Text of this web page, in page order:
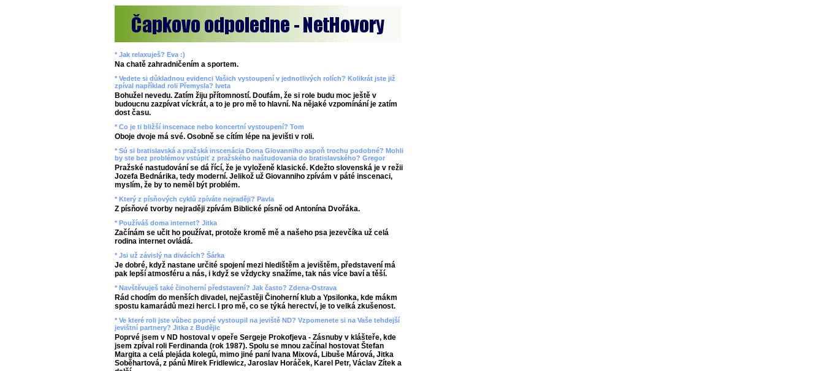
* Jak relaxuješ? Eva :)
Na chatě zahradničením a sportem.
* Vedete si důkladnou evidenci Vašich vystoupení v jednotlivých rolích? Kolikrát jste již
zpíval například roli Přemysla? Iveta
Bohužel nevedu. Zatím žiju přítomností. Doufám, že si role budu moc ještě v
budoucnu zazpívat víckrát, a to je pro mě to hlavní. Na nějaké vzpomínání je zatím
dost času.
* Co je ti bližší inscenace nebo koncertní vystoupení? Tom
Oboje dvoje má své. Osobně se cítím lépe na jevišti v roli.
* Sú si bratislavská a pražská inscenácia Dona Giovanniho aspoň trochu podobné? Mohli
by ste bez problémov vstúpiť z pražského naštudovania do bratislavského? Gregor
Pražské nastudování se dá řící, že je vyloženě klasické. Kdežto slovenská je v režii
Jozefa Bednárika, tedy moderní. Jelikož už Giovanniho zpívám v páté inscenaci,
myslím, že by to neměl být problém.
* Který z písňových cyklů zpíváte nejraději? Pavla
Z písňové tvorby nejraději zpívám Biblické písně od Antonína Dvořáka.
* Používáš doma internet? Jitka
Začínám se učit ho používat, protože kromě mě a našeho psa jezevčíka už celá
rodina internet ovládá.
* Jsi už závislý na divácích? Šárka
Je dobré, když nastane určité spojení mezi hledištěm a jevištěm, představení má
pak lepší atmosféru a nás, i když se vždycky snažíme, tak nás více baví a těší.
* Navštěvuješ také činoherní představení? Jak často? Zdena-Ostrava
Rád chodím do menších divadel, nejčastěji Činoherní klub a Ypsilonka, kde mákm
spostu kamarádů mezi herci. I pro mě, co se týká herectví, je to velká zkušenost.
* Ve které roli jste vůbec poprvé vystoupil na jeviště ND? Vzpomenete si na Vaše tehdejší
jevištní partnery? Jitka z Budějic
Poprvé jsem v ND hostoval v opeře Sergeje Prokofjeva - Zásnuby v klášteře, kde
jsem zpíval roli Ferdinanda (rok 1987). Spolu se mnou začínal hostovat Štefan
Margita a celá plejáda kolegů, mimo jiné paní Ivana Mixová, Libuše Márová, Jitka
Soběhartová, z pánů Mirek Fridlewicz, Jaroslav Horáček, Karel Petr, Václav Zítek a